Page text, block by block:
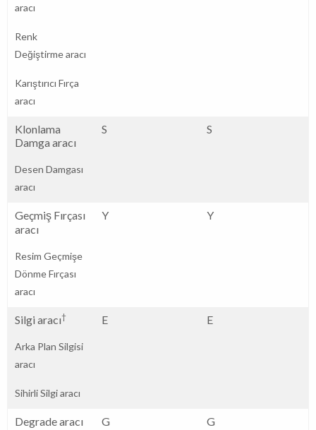
aracı
Renk
Değiştirme aracı
Karıştırıcı Fırça
aracı
Klonlama
Damga aracı
Desen Damgası
aracı
S S
Geçmiş Fırçası
aracı
Resim Geçmişe
Dönme Fırçası
aracı
Y Y
Silgi aracı†
Arka Plan Silgisi
aracı
Sihirli Silgi aracı
E E
Degrade aracı G G